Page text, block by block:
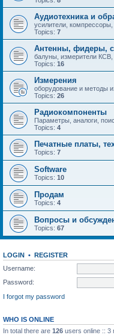
Аудиотехника и
усилители, компрессоры,
Topics: 7
Антенны, фидеры,
балуны, измерители
Topics: 16
Измерения
оборудование и методы
Topics: 26
Радиокомпоненты
Параметры, аналоги,
Topics: 4
Печатные платы,
Topics: 7
Software
Topics: 10
Продам
Topics: 4
Вопросы и
Topics: 67
LOGIN • REGISTER
Username:
Password:
I forgot my password
WHO IS ONLINE
In total there are 126 users online :: 3